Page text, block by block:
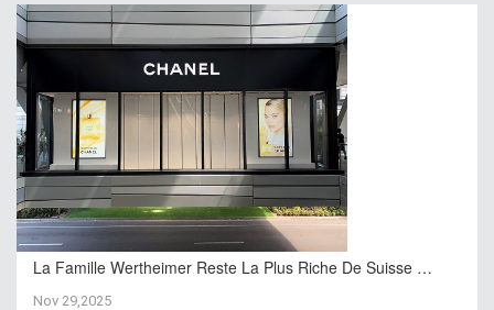
La Famille Wertheimer Reste La Plus Riche De Suisse …
Nov 29,2025